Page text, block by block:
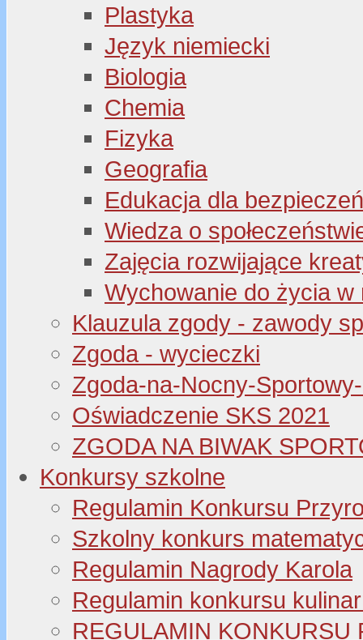
Plastyka
Język niemiecki
Biologia
Chemia
Fizyka
Geografia
Edukacja dla
Wiedza o
Zajęcia rozwijające
Wychowanie do życia w
Klauzula zgody - zawody
Zgoda - wycieczki
Zgoda-na-Nocny-
Oświadczenie SKS 2021
ZGODA NA BIWAK
Konkursy szkolne
Regulamin Konkursu
Szkolny konkurs
Regulamin Nagrody Karola
Regulamin konkursu
REGULAMIN KONKURSU